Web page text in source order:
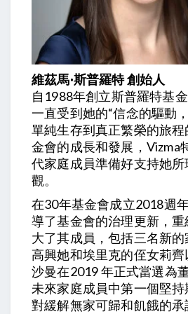
維茲馬·斯普羅特 創始人
自1988年創立斯普羅特基
一直受到她的“信念的驅動
單純生存到真正繁榮的旅
金會的成長和發展，Vizma
代家庭成員準備好支持她
觀。
在30年基金會成立2018週
導了基金會的治理更新，
大了其成員，包括三名新
高興她和埃里克的侄女莉
沙曼在2019 年正式當選為
未來家庭成員中第一個堅
對緩解無家可歸和飢餓的承